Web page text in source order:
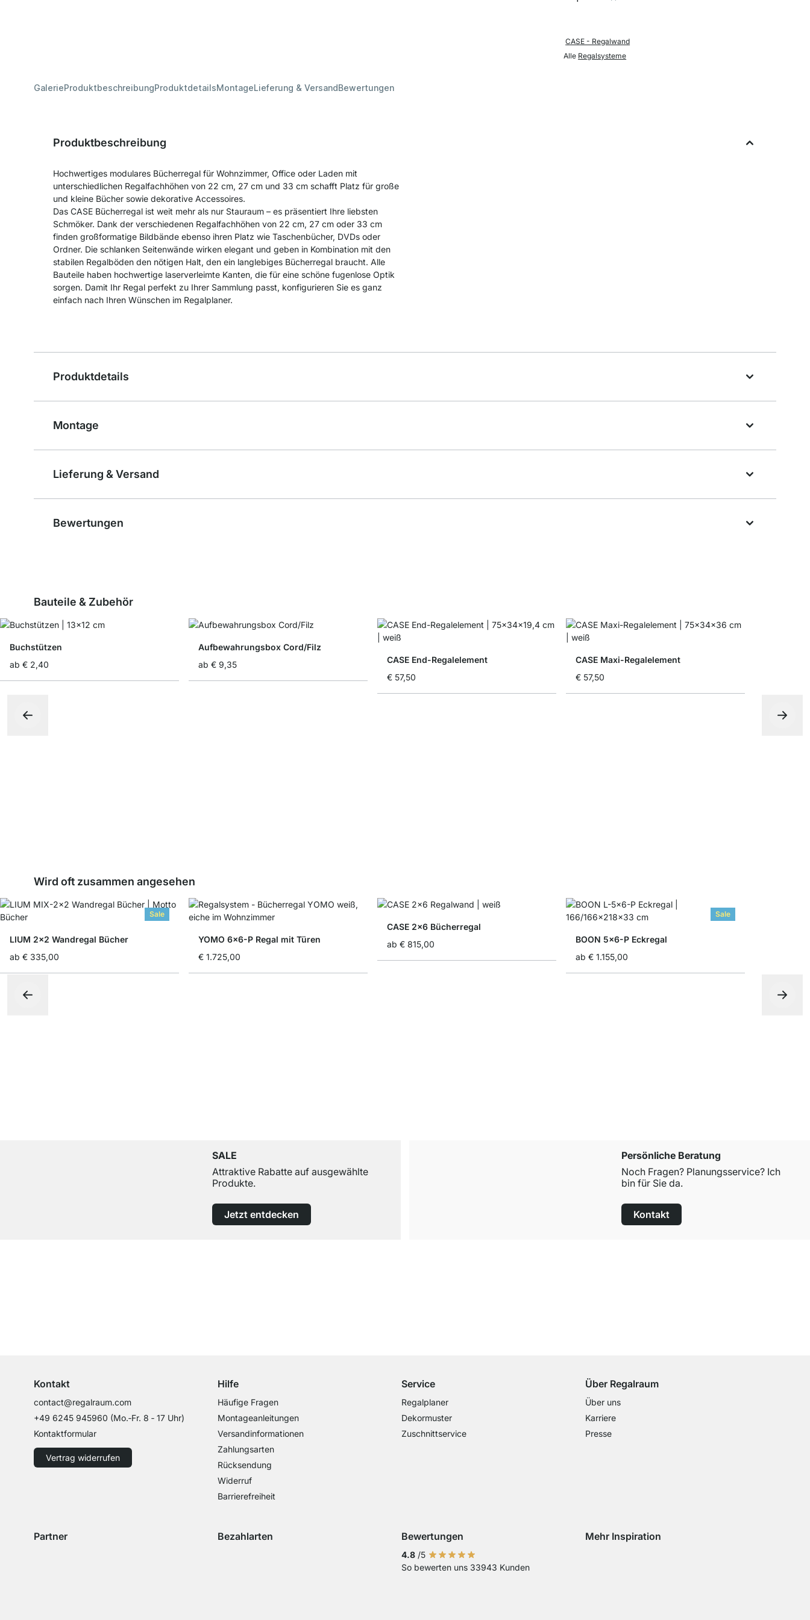
CASE - Regalwand
Alle Regalsysteme
GalerieProduktbeschreibungProduktdetailsMontageLieferung & VersandBewertungen
Produktbeschreibung
Hochwertiges modulares Bücherregal für Wohnzimmer, Office oder Laden mit
unterschiedlichen Regalfachhöhen von 22 cm, 27 cm und 33 cm schafft Platz für große
und kleine Bücher sowie dekorative Accessoires.
Das CASE Bücherregal ist weit mehr als nur Stauraum – es präsentiert Ihre liebsten
Schmöker. Dank der verschiedenen Regalfachhöhen von 22 cm, 27 cm oder 33 cm
finden großformatige Bildbände ebenso ihren Platz wie Taschenbücher, DVDs oder
Ordner. Die schlanken Seitenwände wirken elegant und geben in Kombination mit den
stabilen Regalböden den nötigen Halt, den ein langlebiges Bücherregal braucht. Alle
Bauteile haben hochwertige laserverleimte Kanten, die für eine schöne fugenlose Optik
sorgen. Damit Ihr Regal perfekt zu Ihrer Sammlung passt, konfigurieren Sie es ganz
einfach nach Ihren Wünschen im Regalplaner.
Produktdetails
Montage
Lieferung & Versand
Bewertungen
Bauteile & Zubehör
Buchstützen
ab € 2,40
Aufbewahrungsbox Cord/Filz
ab € 9,35
CASE End-Regalelement
€ 57,50
CASE Maxi-Regalelement
€ 57,50
Wird oft zusammen angesehen
Sale
LIUM 2x2 Wandregal Bücher
ab € 335,00
YOMO 6x6-P Regal mit Türen
€ 1.725,00
CASE 2x6 Bücherregal
ab € 815,00
Sale
BOON 5x6-P Eckregal
ab € 1.155,00
SALE
Attraktive Rabatte auf ausgewählte
Produkte.
Jetzt entdecken
Persönliche Beratung
Noch Fragen? Planungsservice? Ich
bin für Sie da.
Kontakt
Kontakt
contact@regalraum.com
+49 6245 945960 (Mo.‑Fr. 8 ‑ 17 Uhr)
Kontaktformular
Vertrag widerrufen
Hilfe
Häufige Fragen
Montageanleitungen
Versandinformationen
Zahlungsarten
Rücksendung
Widerruf
Barrierefreiheit
Service
Regalplaner
Dekormuster
Zuschnittservice
Über Regalraum
Über uns
Karriere
Presse
Partner Bezahlarten
Zahlung mit Sofort Kasse
Bewertungen
4.8 /5
So bewerten uns 33943 Kunden
Mehr Inspiration